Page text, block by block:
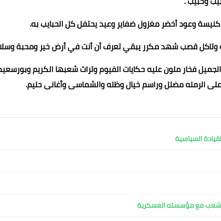
وعود أخضر مغزول ضفاير وعيد يحتفل كل الحبايب به.
وتاكل قصب شهد مكرر يبقي تعرف أن أنت في أرض خير ومحبة
فخار ملون عليه حكايات الفيوم وتراث شعبها الكريم
الرمله مضلل وراسم خيال وظله والشماسى وأغانى حليم.
السياسية
الشعب مع مؤسسته العسكرية